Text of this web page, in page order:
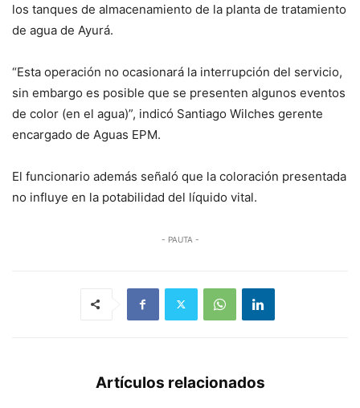
los tanques de almacenamiento de la planta de tratamiento
de agua de Ayurá.
“Esta operación no ocasionará la interrupción del servicio,
sin embargo es posible que se presenten algunos eventos
de color (en el agua)”, indicó Santiago Wilches gerente
encargado de Aguas EPM.
El funcionario además señaló que la coloración presentada
no influye en la potabilidad del líquido vital.
- PAUTA -
Artículos relacionados